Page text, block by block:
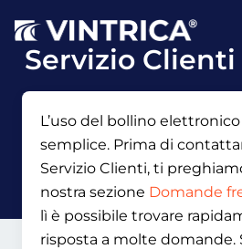
Servizio
L’uso del bollino
semplice. Prima di
Servizio Clienti, ti
nostra sezione Domande
lì è possibile trovare
risposta a molte domande.